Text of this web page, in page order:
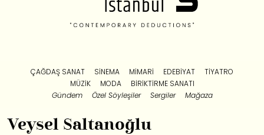
ÇAĞDAŞ SANAT SINEMA MIMARI EDEBIYAT
TIYATRO
MÜZIK
MODA
BIRIKTIRME SANATI
Gündem
Özel Söyleşiler Sergiler Mağaza
Veysel Saltanoğlu